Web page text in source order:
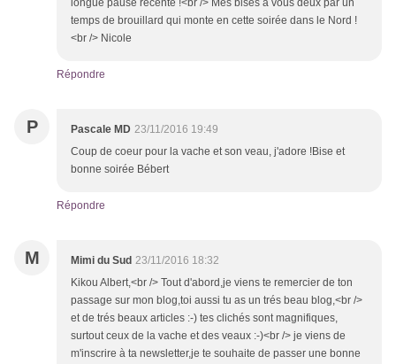
longue pause récente !<br /> Mes bises à vous deux par un
temps de brouillard qui monte en cette soirée dans le Nord !
<br /> Nicole
Répondre
P Pascale MD 23/11/2016 19:49
Coup de coeur pour la vache et son veau, j'adore !Bise et
bonne soirée Bébert
Répondre
M Mimi du Sud 23/11/2016 18:32
Kikou Albert,<br /> Tout d'abord,je viens te remercier de ton
passage sur mon blog,toi aussi tu as un trés beau blog,<br />
et de trés beaux articles :-) tes clichés sont magnifiques,
surtout ceux de la vache et des veaux :-)<br /> je viens de
m'inscrire à ta newsletter,je te souhaite de passer une bonne